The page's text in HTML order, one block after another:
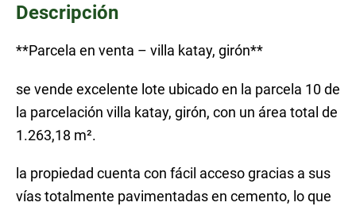
Descripción
**Parcela en venta – villa katay, girón**
se vende excelente lote ubicado en la parcela 10 de
la parcelación villa katay, girón, con un área total de
1.263,18 m².
la propiedad cuenta con fácil acceso gracias a sus
vías totalmente pavimentadas en cemento, lo que